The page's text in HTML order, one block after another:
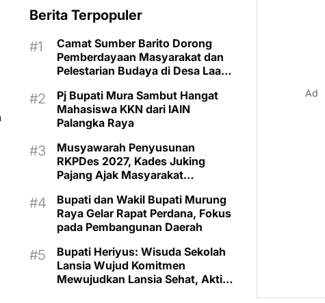
Berita Terpopuler
Camat Sumber Barito Dorong
Pemberdayaan Masyarakat dan
Pelestarian Budaya di Desa Laas
Pj Bupati Mura Sambut Hangat
Mahasiswa KKN dari IAIN
Palangka Raya
Musyawarah Penyusunan
RKPDes 2027, Kades Juking
Pajang Ajak Masyarakat
Kebutuhan
Bupati dan Wakil Bupati Murung
Raya Gelar Rapat Perdana, Fokus
pada Pembangunan Daerah
Bupati Heriyus: Wisuda Sekolah
Lansia Wujud Komitmen
Mewujudkan Lansia Sehat, Aktif,
Ad